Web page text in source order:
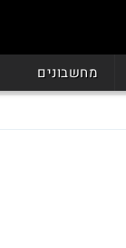
מחשבונים